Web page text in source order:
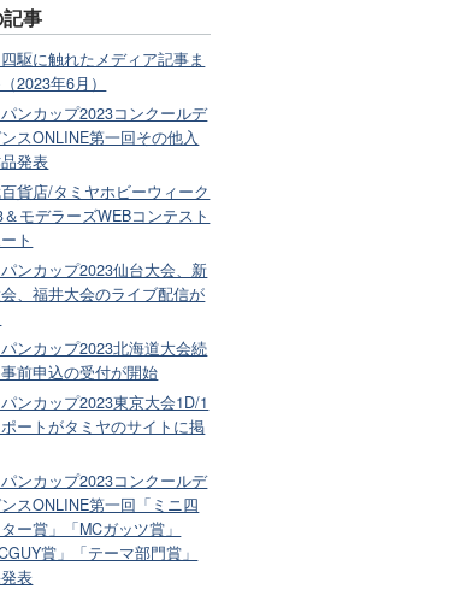
事
駆に触れたメディア記事ま
2023年6月）
ンカップ2023コンクールデ
スONLINE第一回その他入
発表
貨店/タミヤホビーウィーク
＆モデラーズWEBコンテスト
ト
ンカップ2023仙台大会、新
、福井大会のライブ配信が
ンカップ2023北海道大会続
前申込の受付が開始
ンカップ2023東京大会1D/1
ートがタミヤのサイトに掲
ンカップ2023コンクールデ
スONLINE第一回「ミニ四
ー賞」「MCガッツ賞」
賞」「テーマ部門賞」
表